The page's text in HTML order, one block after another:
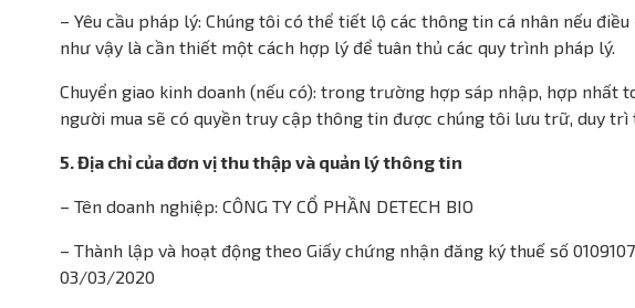
– Yêu cầu pháp lý: Chúng tôi có thể tiết lộ các thông tin cá nhân nếu
như vậy là cần thiết một cách hợp lý để tuân thủ các quy trình pháp lý.
Chuyển giao kinh doanh (nếu có): trong trường hợp sáp nhập, hợp nhất
người mua sẽ có quyền truy cập thông tin được chúng tôi lưu trữ, duy
5. Địa chỉ của đơn vị thu thập và quản lý thông tin
– Tên doanh nghiệp: CÔNG TY CỔ PHẦN DETECH BIO
– Thành lập và hoạt động theo Giấy chứng nhận đăng ký thuế số
03/03/2020